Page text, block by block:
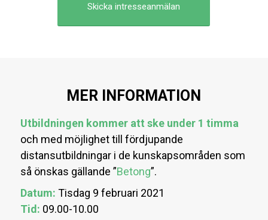
Skicka intresseanmälan
MER INFORMATION
Utbildningen kommer att ske under 1 timma
och med möjlighet till fördjupande
distansutbildningar i de kunskapsområden som
så önskas gällande ”Betong”.
Datum: Tisdag 9 februari 2021
Tid: 09.00-10.00